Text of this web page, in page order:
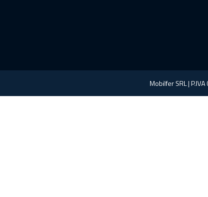
Mobilfer SRL |